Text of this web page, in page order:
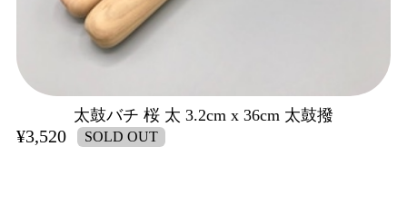
太鼓バチ 桜 太 3.2cm x 36cm 太鼓撥
¥3,520 SOLD OUT